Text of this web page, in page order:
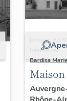
Dossier
Réalisé par
Bardisa
Maison